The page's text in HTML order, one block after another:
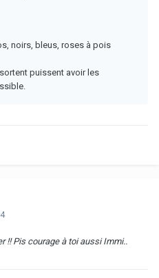
noirs, bleus, roses à pois
puissent avoir les
!! Pis courage à toi aussi Immi..